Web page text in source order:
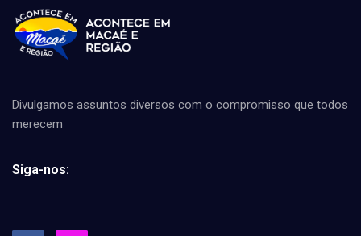
Divulgamos assuntos diversos com o compromisso que todos
merecem
Siga-nos: